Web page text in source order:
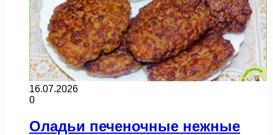
16.07.2026
0
Оладьи печеночные нежные